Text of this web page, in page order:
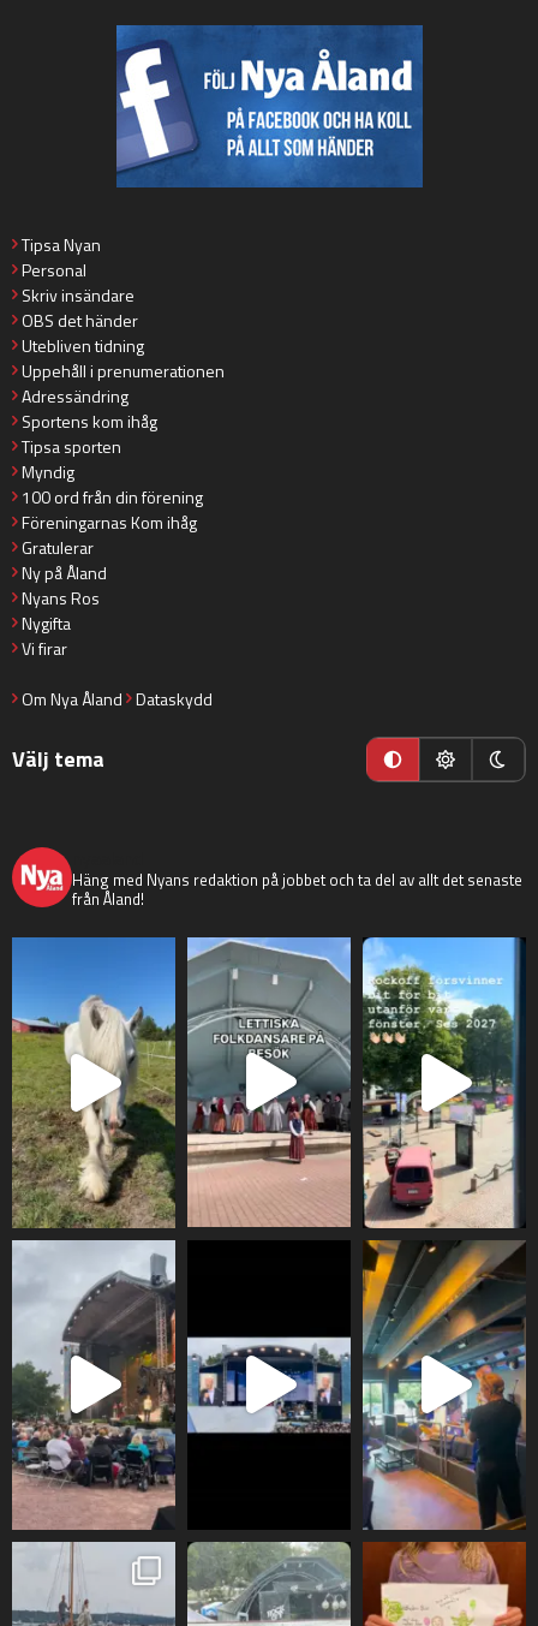
Tipsa Nyan
Personal
Skriv insändare
OBS det händer
Utebliven tidning
Uppehåll i prenumerationen
Adressändring
Sportens kom ihåg
Tipsa sporten
Myndig
100 ord från din förening
Föreningarnas Kom ihåg
Gratulerar
Ny på Åland
Nyans Ros
Nygifta
Vi firar
Om Nya Åland Dataskydd
Välj tema
Häng med Nyans redaktion på jobbet och ta del av allt det senaste
från Åland!